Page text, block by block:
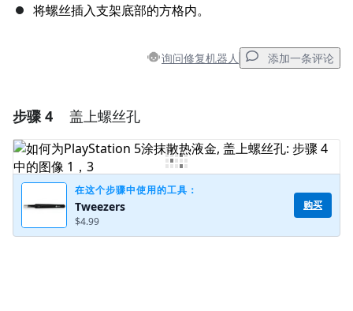
将螺丝插入支架底部的方格内。
询问修复机器人 添加一条评论
添加评论
步骤 4 盖上螺丝孔
在这个步骤中使用的工具：
Tweezers
$4.99
购买